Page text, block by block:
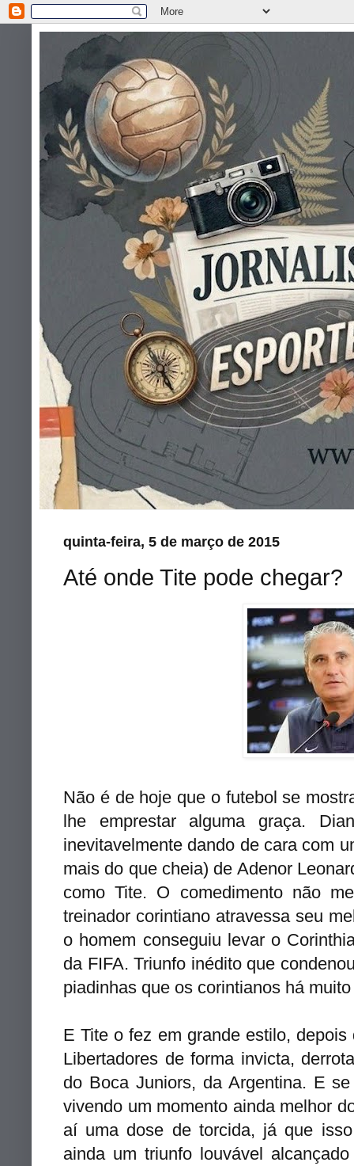
quinta-feira, 5 de março de 2015
Até onde Tite pode chegar?
Não é de hoje que o futebol se
lhe emprestar alguma graça.
inevitavelmente dando de cara com
mais do que cheia) de Adenor
como Tite. O comedimento não
treinador corintiano atravessa seu
o homem conseguiu levar o
da FIFA. Triunfo inédito que
piadinhas que os corintianos há
E Tite o fez em grande estilo,
Libertadores de forma invicta,
do Boca Juniors, da Argentina. E
vivendo um momento ainda melhor
aí uma dose de torcida, já que
ainda um triunfo louvável